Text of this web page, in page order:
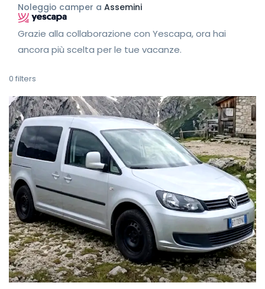
Noleggio camper a Assemini
Grazie alla collaborazione con Yescapa, ora hai
ancora più scelta per le tue vacanze.
0 filters